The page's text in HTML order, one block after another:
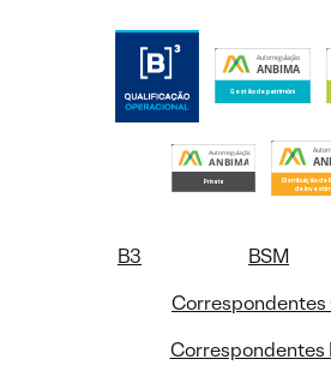
B3 BSM
Correspondentes
Correspondentes